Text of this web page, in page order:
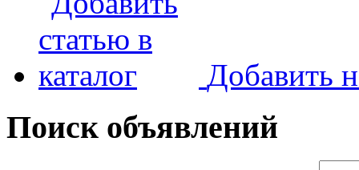
Добавить
Поиск объявлений